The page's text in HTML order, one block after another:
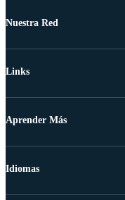
Nuestra Red
Links
Aprender Más
Idiomas